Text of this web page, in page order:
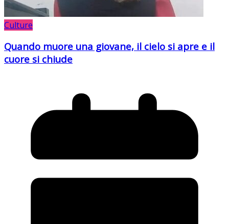
Culture
Quando muore una giovane, il cielo si apre e il
cuore si chiude